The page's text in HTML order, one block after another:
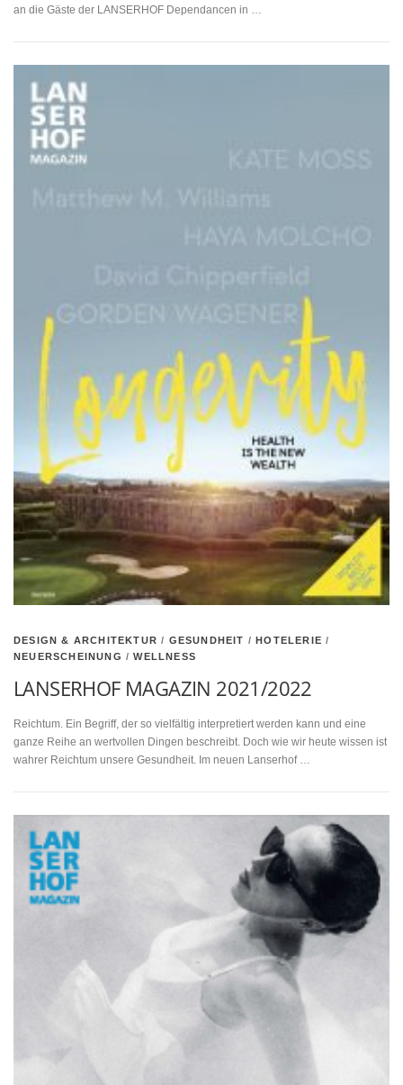
an die Gäste der LANSERHOF Dependancen in …
DESIGN & ARCHITEKTUR / GESUNDHEIT / HOTELERIE /
NEUERSCHEINUNG /WELLNESS
LANSERHOF MAGAZIN 2021/2022
Reichtum. Ein Begriff, der so vielfältig interpretiert werden kann und eine
ganze Reihe an wertvollen Dingen beschreibt. Doch wie wir heute wissen ist
wahrer Reichtum unsere Gesundheit. Im neuen Lanserhof …